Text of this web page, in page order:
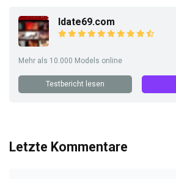
Idate69.com
Mehr als 10.000 Models online
Testbericht lesen
Letzte Kommentare